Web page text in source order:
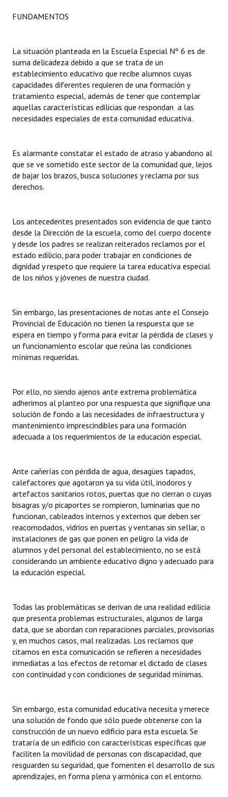
FUNDAMENTOS
La situación planteada en la Escuela Especial Nº 6 es de
suma delicadeza debido a que se trata de un
establecimiento educativo que recibe alumnos cuyas
capacidades diferentes requieren de una formación y
tratamiento especial, además de tener que contemplar
aquellas características edilicias que respondan a las
necesidades especiales de esta comunidad educativa.
Es alarmante constatar el estado de atraso y abandono al
que se ve sometido este sector de la comunidad que, lejos
de bajar los brazos, busca soluciones y reclama por sus
derechos.
Los antecedentes presentados son evidencia de que tanto
desde la Dirección de la escuela, como del cuerpo docente
y desde los padres se realizan reiterados reclamos por el
estado edilicio, para poder trabajar en condiciones de
dignidad y respeto que requiere la tarea educativa especial
de los niños y jóvenes de nuestra ciudad.
Sin embargo, las presentaciones de notas ante el Consejo
Provincial de Educación no tienen la respuesta que se
espera en tiempo y forma para evitar la pérdida de clases y
un funcionamiento escolar que reúna las condiciones
mínimas requeridas.
Por ello, no siendo ajenos ante extrema problemática
adherimos al planteo por una respuesta que signifique una
solución de fondo a las necesidades de infraestructura y
mantenimiento imprescindibles para una formación
adecuada a los requerimientos de la educación especial.
Ante cañerías con pérdida de agua, desagües tapados,
calefactores que agotaron ya su vida útil, inodoros y
artefactos sanitarios rotos, puertas que no cierran o cuyas
bisagras y/o picaportes se rompieron, luminarias que no
funcionan, cableados internos y externos que deben ser
reacomodados, vidrios en puertas y ventanas sin sellar, o
instalaciones de gas que ponen en peligro la vida de
alumnos y del personal del establecimiento, no se está
considerando un ambiente educativo digno y adecuado para
la educación especial.
Todas las problemáticas se derivan de una realidad edilicia
que presenta problemas estructurales, algunos de larga
data, que se abordan con reparaciones parciales, provisorias
y, en muchos casos, mal realizadas. Los reclamos que
citamos en esta comunicación se refieren a necesidades
inmediatas a los efectos de retomar el dictado de clases
con continuidad y con condiciones de seguridad mínimas.
Sin embargo, esta comunidad educativa necesita y merece
una solución de fondo que sólo puede obtenerse con la
construcción de un nuevo edificio para esta escuela. Se
trataría de un edificio con características específicas que
faciliten la movilidad de personas con discapacidad, que
resguarden su seguridad, que fomenten el desarrollo de sus
aprendizajes, en forma plena y armónica con el entorno.